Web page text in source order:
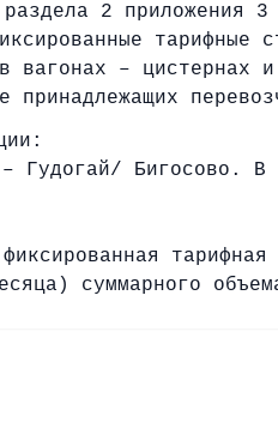
2 приложения 3
тарифные
– цистернах и
Гудогай/ Бигосово. В
тарифная
суммарного